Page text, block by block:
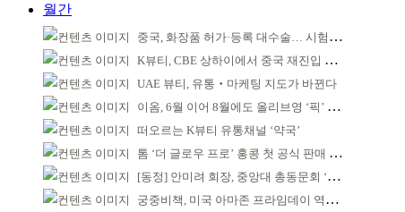
월간
중국, 화장품 허가·등록 대수술… 시험자료 공용 허용
K뷰티, CBE 상하이에서 중국 재진입 기회 모색
UAE 뷰티, 유통‧마케팅 지도가 바뀐다
이옴, 6월 이어 8월에도 올리브영 ‘픽’ 선정
떠오르는 K뷰티 유통채널 ‘약국’
톰 ‘더 글로우 프로’ 홍콩 첫 공식 판매 완판
[동정] 안미려 회장, 중앙대 총동문회 ‘명예회원’ 추대
궁중비책, 미국 아마존 프라임데이 역대 최대 실적